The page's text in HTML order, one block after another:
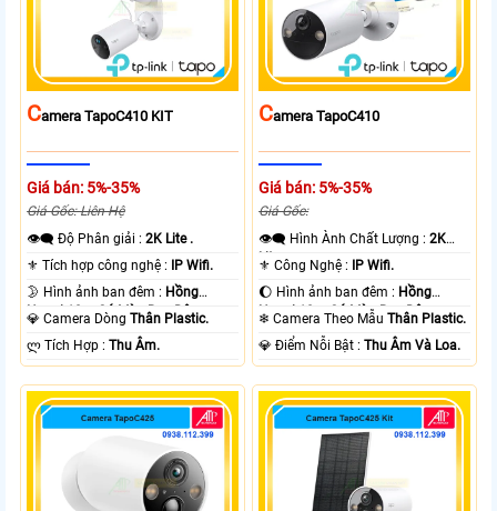
CAmera TapoC410 KIT
Giá bán: 5%-35%
Giá Gốc: Liên Hệ
👁️‍🗨 Độ Phân giải :2K Lite .
⚜️ Tích hợp công nghệ :
IP Wifi.
🌛 Hình ảnh ban đêm : Hồng
Ngoại 10m Có Màu Ban Ðêm.
💎 Camera DòngThân Plastic.
️ლ Tích Hợp :Thu Âm.
CAmera TapoC410
Giá bán: 5%-35%
Giá Gốc:
👁️‍🗨 Hình Ành Chất Lượng :2K
Lite .
⚜️ Công Nghệ :
IP Wifi.
🌔 Hình ảnh ban đêm : Hồng
Ngoại 10m Có Màu Ban Ðêm.
❄ Camera Theo MẫuThân Plastic.
️💎 Điểm Nỗi Bật :Thu Âm Và Loa.